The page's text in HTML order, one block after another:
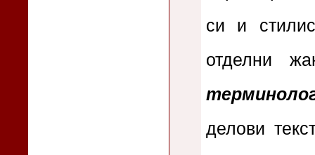
си и
отделни
делови